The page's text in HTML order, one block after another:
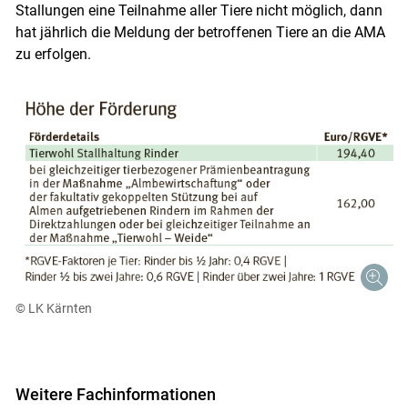
Stallungen eine Teilnahme aller Tiere nicht möglich, dann
hat jährlich die Meldung der betroffenen Tiere an die AMA
zu erfolgen.
© LK Kärnten
Weitere Fachinformationen